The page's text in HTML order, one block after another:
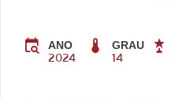
ANO
2024
GRAU
14